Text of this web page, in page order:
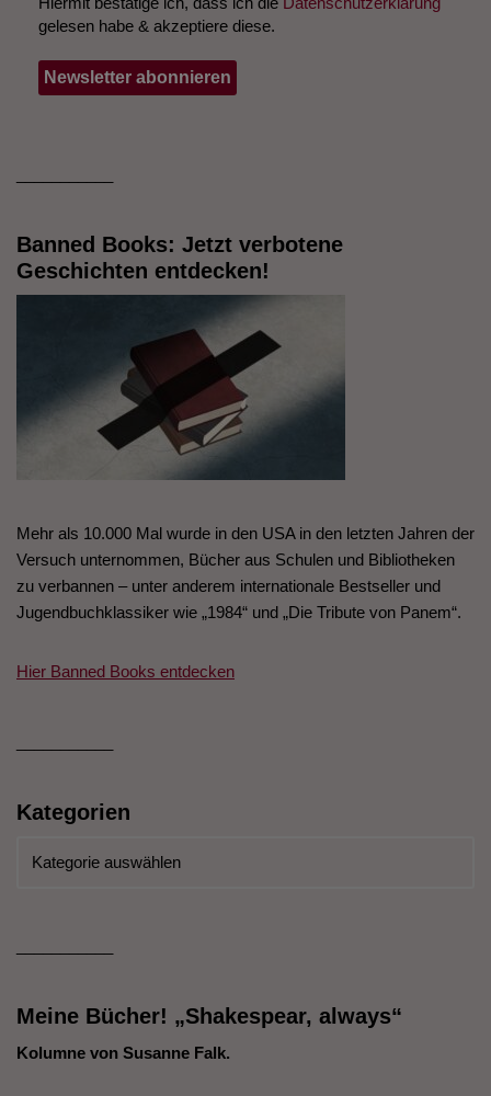
gelesen habe & akzeptiere diese.
Banned Books: Jetzt verbotene
Geschichten entdecken!
Mehr als 10.000 Mal wurde in den USA in den letzten Jahren der
Versuch unternommen, Bücher aus Schulen und Bibliotheken
zu verbannen – unter anderem internationale Bestseller und
Jugendbuchklassiker wie „1984“ und „Die Tribute von Panem“.
Hier Banned Books entdecken
Kategorien
Meine Bücher! „Shakespear, always“
Kolumne von Susanne Falk.